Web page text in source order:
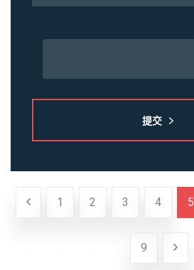
提交
1 2 3 4 5
9